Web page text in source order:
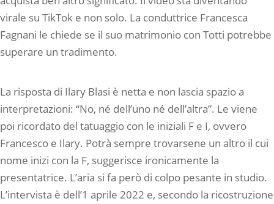
virale su TikTok e non solo. La conduttrice Francesca
Fagnani le chiede se il suo matrimonio con Totti potrebbe
superare un tradimento.
La risposta di Ilary Blasi è netta e non lascia spazio a
interpretazioni: “No, né dell’uno né dell’altra”. Le viene
poi ricordato del tatuaggio con le iniziali F e I, ovvero
Francesco e Ilary. Potrà sempre trovarsene un altro il cui
nome inizi con la F, suggerisce ironicamente la
presentatrice. L’aria si fa però di colpo pesante in studio.
L’intervista è dell’1 aprile 2022 e, secondo la ricostruzione